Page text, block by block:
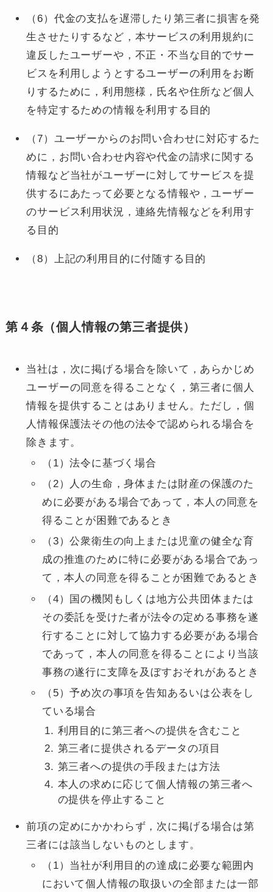
（6）代金の支払を遅滞したり第三者に損害を発
生させたりするなど，本サービスの利用規約に
違反したユーザーや，不正・不当な目的でサー
ビスを利用しようとするユーザーの利用をお断
りするために，利用態様，氏名や住所など個人
を特定するための情報を利用する目的
（7）ユーザーからのお問い合わせに対応するた
めに，お問い合わせ内容や代金の請求に関する
情報など当社がユーザーに対してサービスを提
供するにあたって必要となる情報や，ユーザー
のサービス利用状況，連絡先情報などを利用す
る目的
（8）上記の利用目的に付随する目的
第４条（個人情報の第三者提供）
当社は，次に掲げる場合を除いて，あらかじめ
ユーザーの同意を得ることなく，第三者に個人
情報を提供することはありません。ただし，個
人情報保護法その他の法令で認められる場合を
除きます。
（1）法令に基づく場合
（2）人の生命，身体または財産の保護のた
めに必要がある場合であって，本人の同意を
得ることが困難であるとき
（3）公衆衛生の向上または児童の健全な育
成の推進のために特に必要がある場合であっ
て，本人の同意を得ることが困難であるとき
（4）国の機関もしくは地方公共団体または
その委託を受けた者が法令の定める事務を遂
行することに対して協力する必要がある場合
であって，本人の同意を得ることにより当該
事務の遂行に支障を及ぼすおそれがあるとき
（5）予め次の事項を告知あるいは公表をし
ている場合
利用目的に第三者への提供を含むこと
第三者に提供されるデータの項目
第三者への提供の手段または方法
本人の求めに応じて個人情報の第三者へ
の提供を停止すること
前項の定めにかかわらず，次に掲げる場合は第
三者には該当しないものとします。
（1）当社が利用目的の達成に必要な範囲内
において個人情報の取扱いの全部または一部